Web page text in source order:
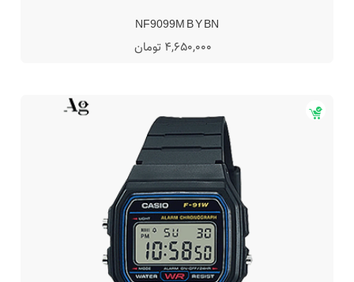
NF9099M B Y BN
4,650,000 تومان